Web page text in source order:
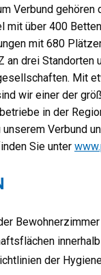
Verbund gehören
mit über 400
mit 680
an drei Standorten
Mit
wir einer der
in der
unserem Verbund
Sie unter
der